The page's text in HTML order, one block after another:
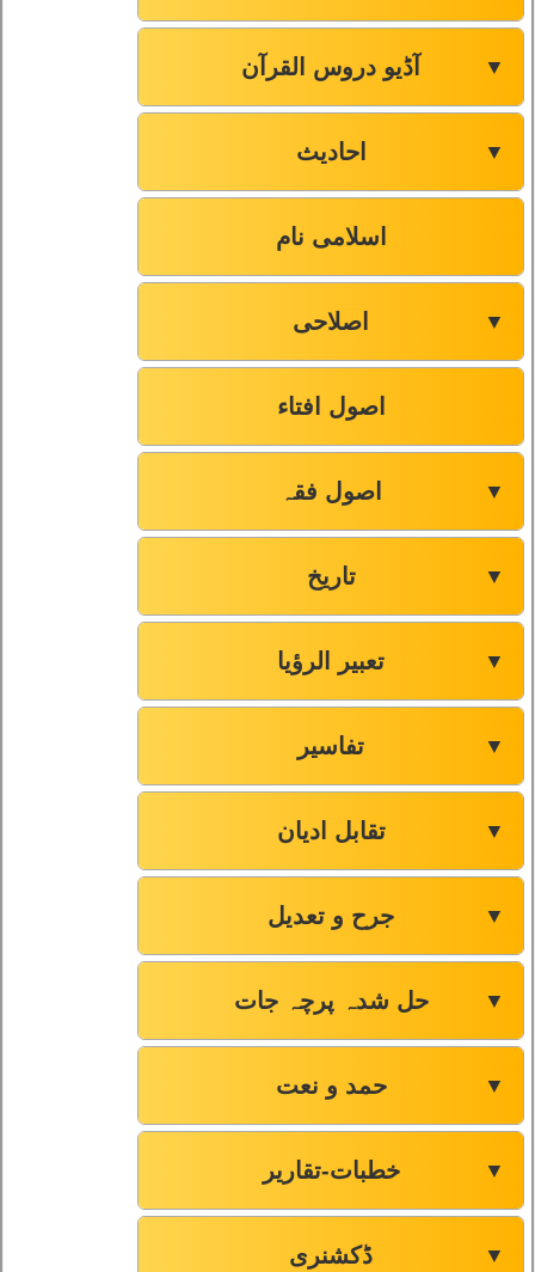
آڈیو دروس القرآن ▼
احادیث ▼
اسلامی نام
اصلاحی ▼
اصول افتاء
اصول فقہ ▼
تاریخ ▼
تعبیر الرؤیا ▼
تفاسیر ▼
تقابل ادیان ▼
جرح و تعدیل ▼
حل شدہ پرچہ جات ▼
حمد و نعت ▼
خطبات-تقاریر ▼
ڈکشنری ▼